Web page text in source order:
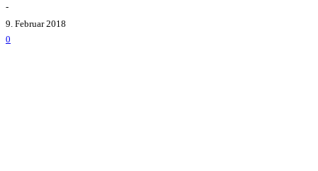
-
9. Februar 2018
0